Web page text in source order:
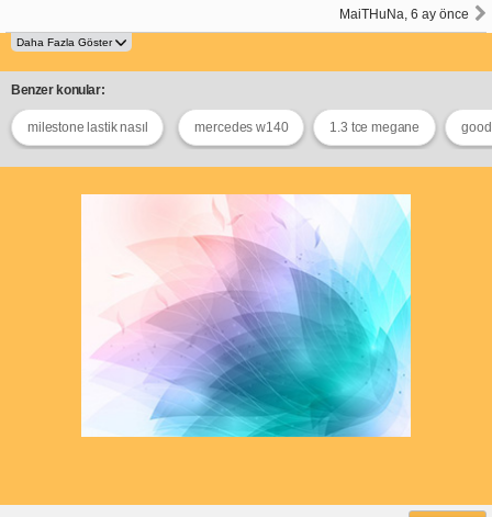
MaiTHuNa, 6 ay önce
Benzer konular:
milestone lastik nasıl mercedes w140 1.3 tce megane